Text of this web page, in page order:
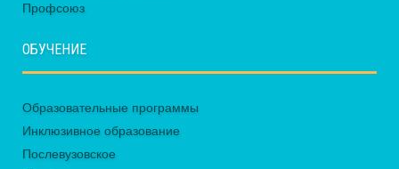
Профсоюз
ОБУЧЕНИЕ
Образовательные программы
Инклюзивное образование
Послевузовское